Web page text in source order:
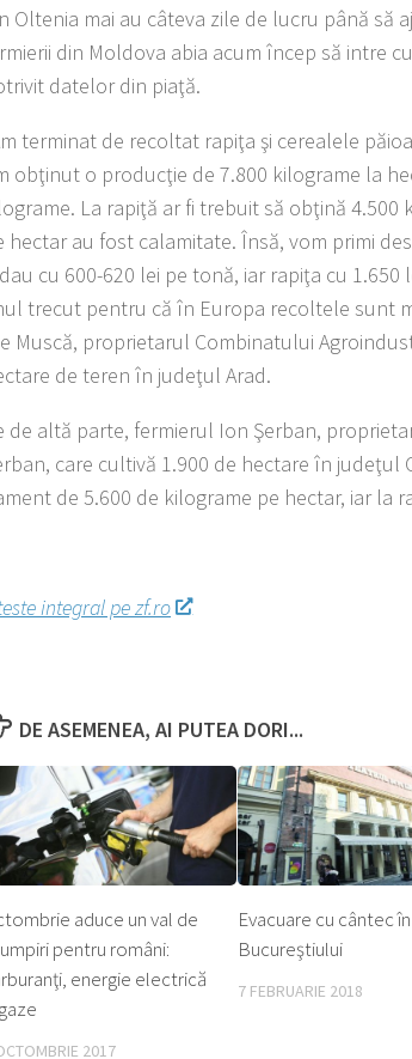
Oltenia mai au câ­teva zile de lucru până să
din Mol­dova abia acum încep să intre
datelor din piaţă.
terminat de recoltat rapiţa şi ce­realele
obţinut o producţie de 7.800 kilograme la
La rapiţă ar fi tre­buit să obţină
hectar au fost ca­lamitate. Însă, vom primi
cu 600-620 lei pe tonă, iar rapiţa cu
tre­cut pentru că în Europa re­coltele sunt
Muscă, pro­prietarul Com­bina­tu­lui
de teren în judeţul Arad.
de altă parte, fermierul Ion Şerban,
care cultivă 1.900 de hectare în
de 5.600 de kilograme pe hectar, iar la
integral pe zf.ro
DE ASEMENEA, AI PUTEA DORI...
aduce un val de
pentru români:
energie electrică
2017
Evacuare cu cântec
Bucureştiului
7 FEBRUARIE 2018